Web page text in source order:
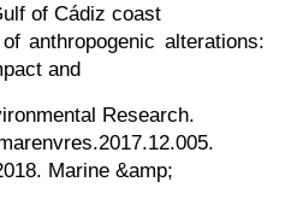
of Cádiz coast
anthropogenic alterations:
and
Research.
Marine &amp;